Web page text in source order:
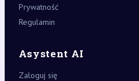
Prywatność
Regulamin
Asystent AI
Zaloguj się